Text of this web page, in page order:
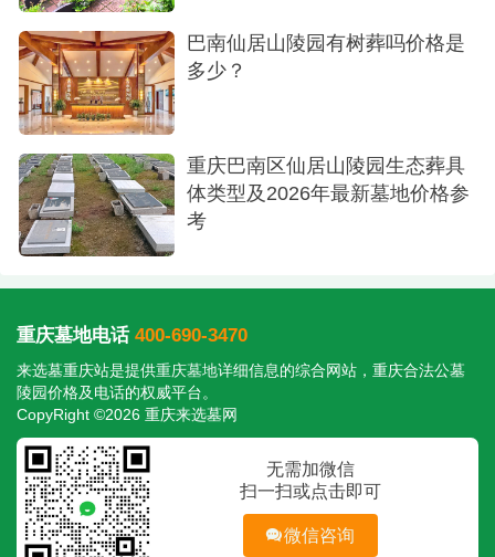
巴南仙居山陵园有树葬吗价格是
多少？
重庆巴南区仙居山陵园生态葬具
体类型及2026年最新墓地价格参
考
重庆墓地电话 400-690-3470
来选墓重庆站是提供重庆墓地详细信息的综合网站，重庆合法公墓
陵园价格及电话的权威平台。
CopyRight ©2026 重庆来选墓网
无需加微信
扫一扫或点击即可
微信咨询